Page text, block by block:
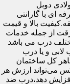
فولادی دوبل
ای با گارانتی
از 9 سال سابقه.کیفیت بالا و قیمت
از جمله خدمات
درب می باشد
و یا درب
کل ساختمان
می‌تواند ارزش هر
تا ۵۰۰ هزار تومان افزایش دهد،درب ضد